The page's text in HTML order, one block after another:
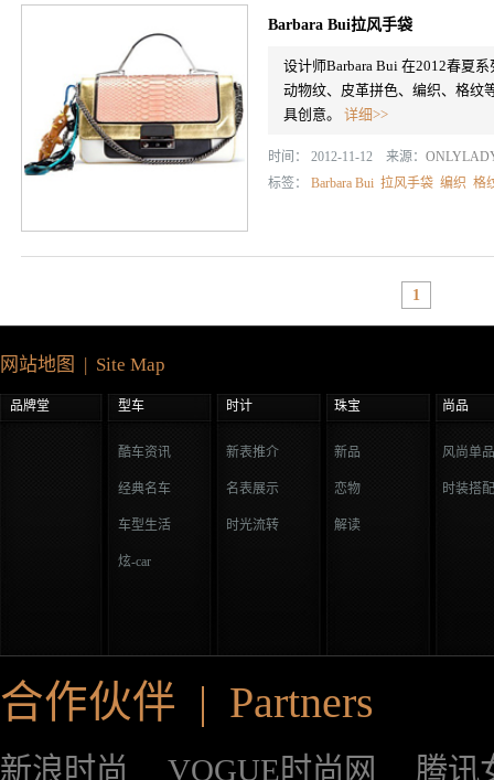
Barbara Bui拉风手袋
设计师Barbara Bui 在2012春夏
动物纹、皮革拼色、编织、格纹
具创意。 详细>>
时间： 2012-11-12 来源：
标签： Barbara Bui 拉风手袋 编织 格
1
网站地图 | Site Map
品牌堂 型车 时计 珠宝 尚品
酷车资讯
经典名车
车型生活
炫-car
新表推介
名表展示
时光流转
新品
恋物
解读
风尚单品
时装搭配
合作伙伴 | Partners
新浪时尚 VOGUE时尚网
腾讯